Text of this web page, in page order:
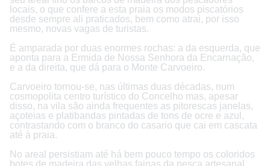
locais, o que confere a esta praia os modos piscatórios
desde sempre ali praticados, bem como atrai, por isso
mesmo, novas vagas de turistas.
É amparada por duas enormes rochas: a da esquerda, que
aponta para a Ermida de Nossa Senhora da Encarnação,
e a da direita, que dá para o Monte Carvoeiro.
Carvoeiro tornou-se, nas últimas duas décadas, num
cosmopolita centro turístico do Concelho mas, apesar
disso, na vila são ainda frequentes as pitorescas janelas,
açoteias e platibandas pintadas de tons de ocre e azul,
contrastando com o branco do casario que cai em cascata
até à praia.
No areal persistiam até há bem pouco tempo os coloridos
botes de madeira das velhas fainas da pesca artesanal.